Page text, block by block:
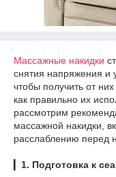
Массажные накидки
снятия напряжения и
чтобы получить от
как правильно их
рассмотрим
массажной накидки,
расслаблению перед
1. Подготовка к